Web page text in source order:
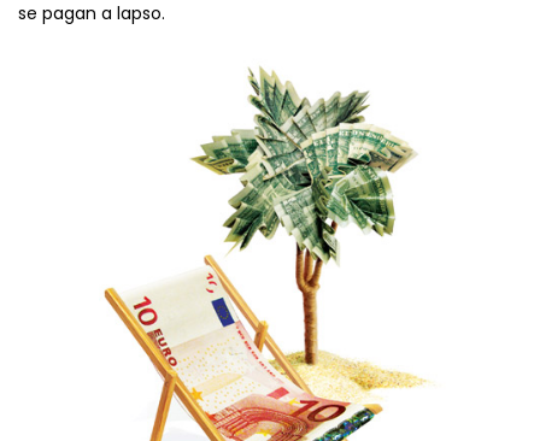
se pagan a lapso.